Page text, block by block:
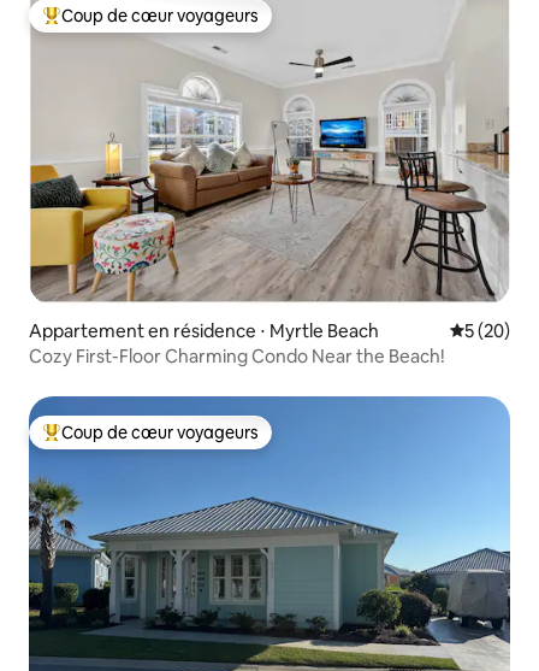
Coups de cœur voyageurs les plus appréciés
Coup de cœur voyageurs
Appartement en résidence ⋅ Myrtle Beach
5 (20)
Cozy First-Floor Charming Condo Near the Beach!
Coups de cœur voyageurs les plus appréciés
Coup de cœur voyageurs